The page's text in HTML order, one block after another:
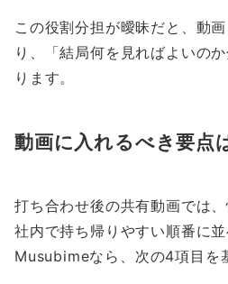
この役割分担が曖昧だと、動
り、「結局何を見ればよいの
ります。
動画に入れるべき要点
打ち合わせ後の共有動画では、
社内で持ち帰りやすい順番に並
Musubimeなら、次の4項目を